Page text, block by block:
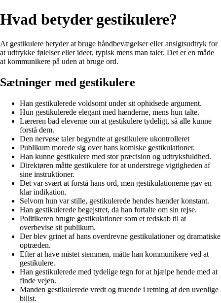
Hvad betyder gestikulere?
At gestikulere betyder at bruge håndbevægelser eller ansigtsudtryk for
at udtrykke følelser eller ideer, typisk mens man taler. Det er en måde
at kommunikere på uden at bruge ord.
Sætninger med gestikulere
Han gestikulerede voldsomt under sit ophidsede argument.
Hun gestikulerede elegant med hænderne, mens hun talte.
Læreren bad eleverne om at gestikulere tydeligt, så alle kunne
forstå dem.
Den nervøse taler begyndte at gestikulere ukontrolleret
Publikum morede sig over hans komiske gestikulationer.
Han kunne gestikulere med stor præcision og udtryksfuldhed.
Direktøren måtte gestikulere for at understrege vigtigheden af
sine instruktioner.
Det var svært at forstå hans ord, men gestikulationerne gav en
klar indikation.
Selvom hun var stille, gestikulerede hendes hænder konstant.
Han gestikulerede begejstret, da han fortalte om sin rejse.
Politikeren brugte gestikulationer som et redskab til at
overbevise sit publikum.
Der blev grinet af hans overdrevne gestikulationer og dramatiske
optræden.
Efter at have mistet stemmen, måtte han kommunikere ved at
gestikulere.
Han gestikulerede med tydelige tegn for at hjælpe hende med at
finde vejen.
Manden gestikulerede vredt og truende i retning af den uvenlige
bilist.